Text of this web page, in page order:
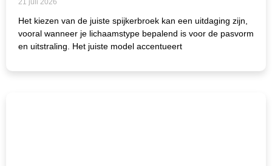
21 juli 2026
Het kiezen van de juiste spijkerbroek kan een uitdaging zijn,
vooral wanneer je lichaamstype bepalend is voor de pasvorm
en uitstraling. Het juiste model accentueert